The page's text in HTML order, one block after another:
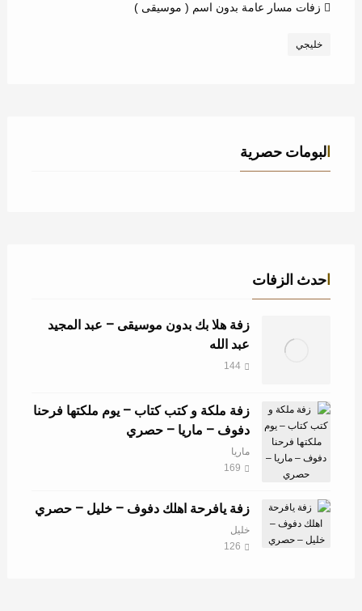
زفات مسار عامة بدون اسم ( موسيقى )
خليجي
البومات حصرية
احدث الزفات
زفة هلا بك بدون موسيقى – عبد المجيد
عبد الله
144
زفة ملكة و كتب كتاب – يوم ملكتها فرحنا
دفوف – ماريا – حصري
ماريا
169
زفة يافرحة اهلك دفوف – خليل – حصري
خليل
126